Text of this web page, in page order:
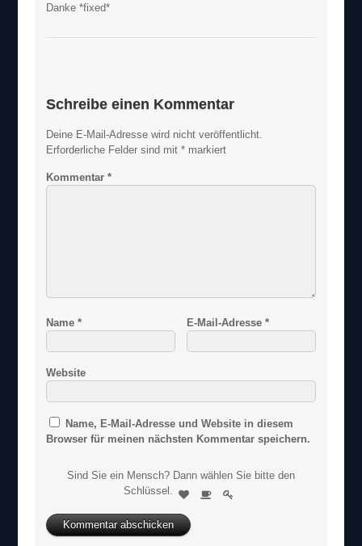
Danke *fixed*
Schreibe einen Kommentar
Deine E-Mail-Adresse wird nicht veröffentlicht.
Erforderliche Felder sind mit* markiert
Kommentar*
Name* E-Mail-Adresse *
Website
Name, E-Mail-Adresse und Website in diesem
Browser für meinen nächsten Kommentar speichern.
Sind Sie ein Mensch? Dann wählen Sie bitte den
Schlüssel
S
n
d